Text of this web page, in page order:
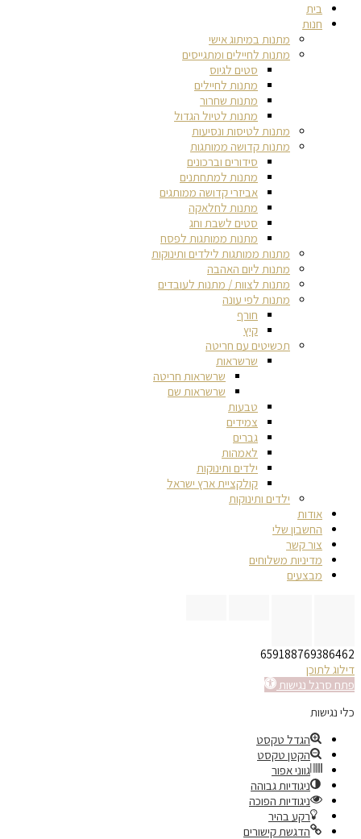
בית
חנות
מתנות במיתוג אישי
מתנות לחיילים ומתגייסים
סטים לגיוס
מתנות לחיילים
מתנות שחרור
מתנות לטיול הגדול
מתנות לטיסות ונסיעות
מתנות קדושה ממותגות
סידורים וברכונים
מתנות למתחתנים
אביזרי קדושה ממותגים
מתנות לחלאקה
סטים לשבת וחג
מתנות ממותגות לפסח
מתנות ממותגות לילדים ותינוקות
מתנות ליום האהבה
מתנות לצוות / מתנות לעובדים
מתנות לפי עונה
חורף
קיץ
תכשיטים עם חריטה
שרשראות
שרשראות חריטה
שרשראות שם
טבעות
צמידים
גברים
לאמהות
ילדים ותינוקות
קולקציית ארץ ישראל
ילדים ותינוקות
אודות
החשבון שלי
צור קשר
מדיניות משלוחים
מבצעים
659188769386462
דילוג לתוכן
פתח סרגל נגישות
כלי נגישות
הגדל טקסט
הקטן טקסט
גווני אפור
ניגודיות גבוהה
ניגודיות הפוכה
רקע בהיר
הדגשת קישורים